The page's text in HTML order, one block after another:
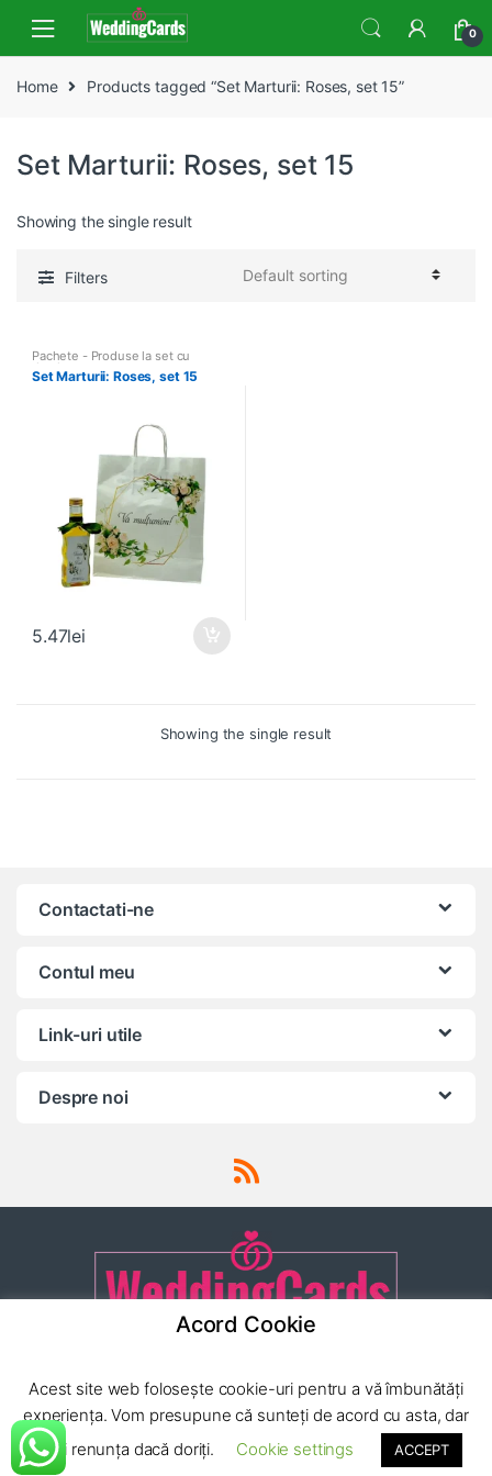
navigation
content
0
Home Products tagged “Set Marturii: Roses, set 15”
Set Marturii: Roses, set 15
Showing the single result
Filters
Pachete - Produse la set cu
tiparire
Set Marturii: Roses, set 15
5.47lei
Showing the single result
Contactati-ne
Contul meu
Link-uri utile
Despre noi
24/7!
(0040) 752 222
779
Acord Cookie
Acest site web folosește cookie-uri pentru a vă îmbunătăți
experiența. Vom presupune că sunteți de acord cu asta, dar
puteți renunța dacă doriți.
Cookie settings ACCEPT